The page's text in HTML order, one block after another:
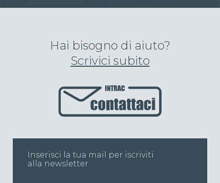
Hai bisogno di aiuto?
Scrivici subito